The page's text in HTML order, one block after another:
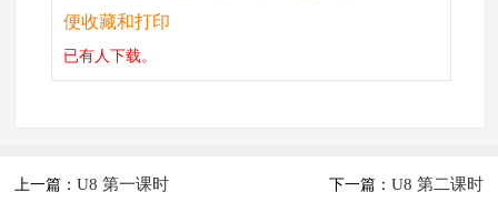
便收藏和打印
已有人下载。
上一篇：U8 第一课时 下一篇： U8 第二课时